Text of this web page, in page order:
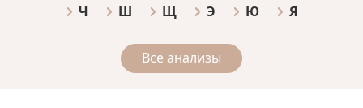
Ч
Ш Щ Э Ю Я
Все анализы